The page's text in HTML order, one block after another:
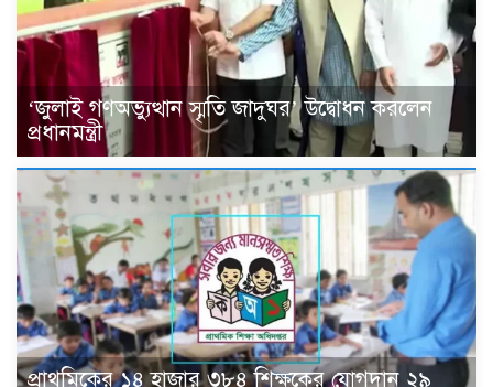
‘জুলাই গণঅভ্যুত্থান স্মৃতি জাদুঘর’ উদ্বোধন করলেন
প্রধানমন্ত্রী
প্রাথমিকের ১৪ হাজার ৩৮৪ শিক্ষকের যোগদান ২৯